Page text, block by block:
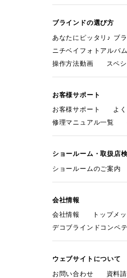
ブラインドの選び方
あなたにピッタリ♪ ブ
ニチベイフォトアルバム
操作方法動画
スペ
お客様サポート
お客様サポート
よ
修理マニュアル一覧
ショールーム・取扱店
ショールームのご案内
会社情報
会社情報
トップメ
デコブラインドコンペ
ウェブサイトについて
お問い合わせ
資料